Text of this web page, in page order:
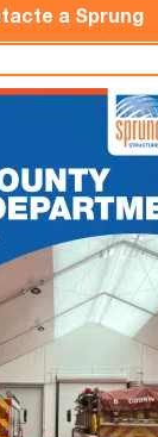
a Sprung